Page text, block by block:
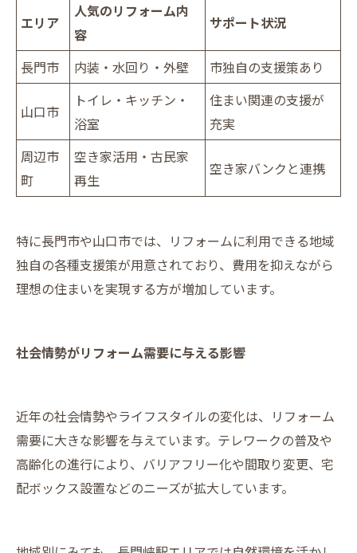
エリア
人気のリフォーム内
容
サポート状況
長門市 内装・水回り・外壁 市独自の支援策あり
山口市
トイレ・キッチン・
浴室
住まい関連の支援が
充実
周辺市
町
空き家活用・古民家
再生
空き家バンクと連携
特に長門市や山口市では、リフォームに利用できる地域
独自の各種支援策が用意されており、費用を抑えながら
理想の住まいを実現する方が増加しています。
社会情勢がリフォーム需要に与える影響
近年の社会情勢やライフスタイルの変化は、リフォーム
需要に大きな影響を与えています。テレワークの普及や
高齢化の進行により、バリアフリー化や間取り変更、宅
配ボックス設置などのニーズが拡大しています。